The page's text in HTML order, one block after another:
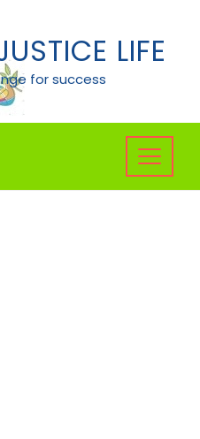
LIFE
for success